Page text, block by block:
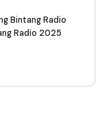
Bintang Radio
Radio 2025